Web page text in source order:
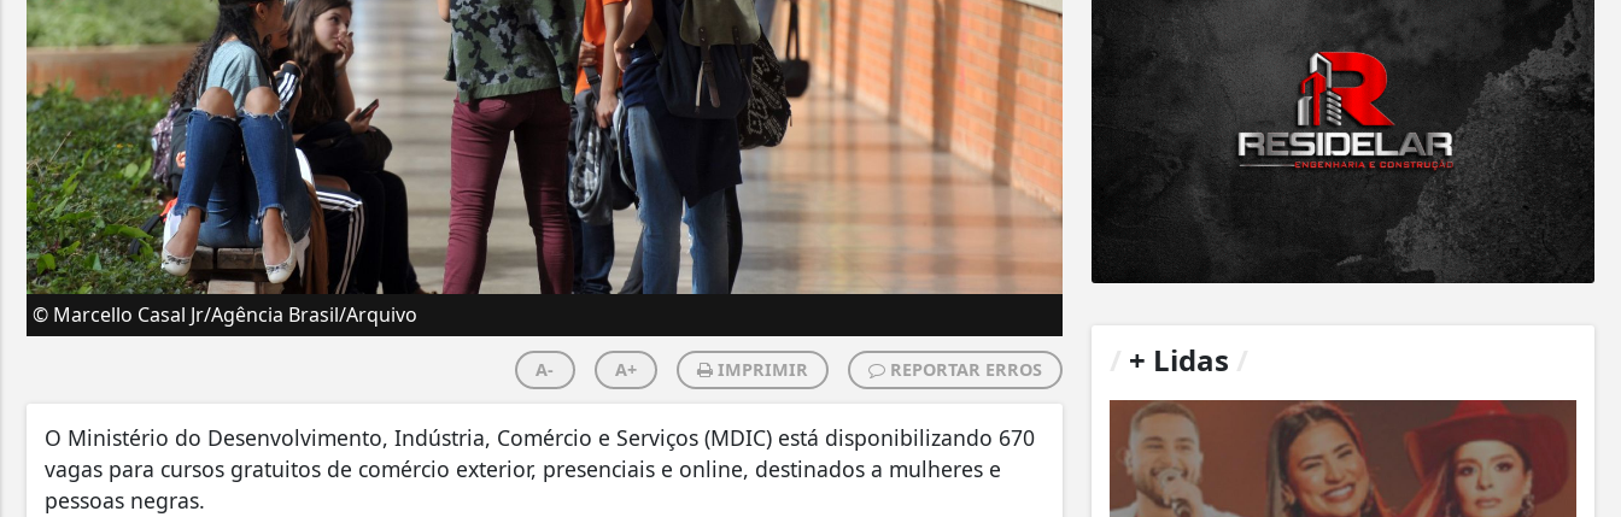
© Marcello Casal Jr/Agência Brasil/Arquivo
A- A+ IMPRIMIR REPORTAR ERROS
O Ministério do Desenvolvimento, Indústria, Comércio e Serviços (MDIC) está disponibilizando 670
vagas para cursos gratuitos de comércio exterior, presenciais e online, destinados a mulheres e
pessoas negras.
+ Lidas